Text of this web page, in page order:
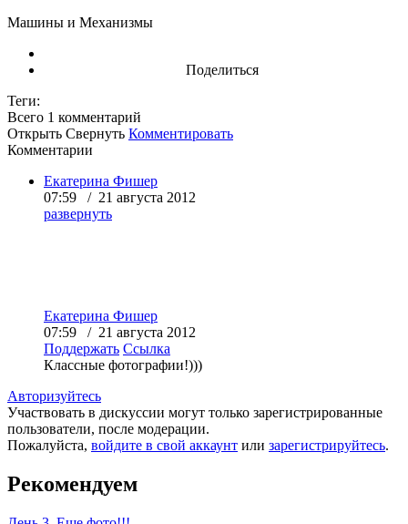
Машины и Механизмы
Поделиться
Теги:
Всего 1 комментарий
Открыть Свернуть Комментировать
Комментарии
Екатерина Фишер
07:59 / 21 августа 2012
развернуть
Екатерина Фишер
07:59 / 21 августа 2012
Поддержать Ссылка
Классные фотографии!)))
Авторизуйтесь
Участвовать в дискуссии могут только зарегистрированные
пользователи, после модерации.
Пожалуйста, войдите в свой аккаунт или зарегистрируйтесь.
Рекомендуем